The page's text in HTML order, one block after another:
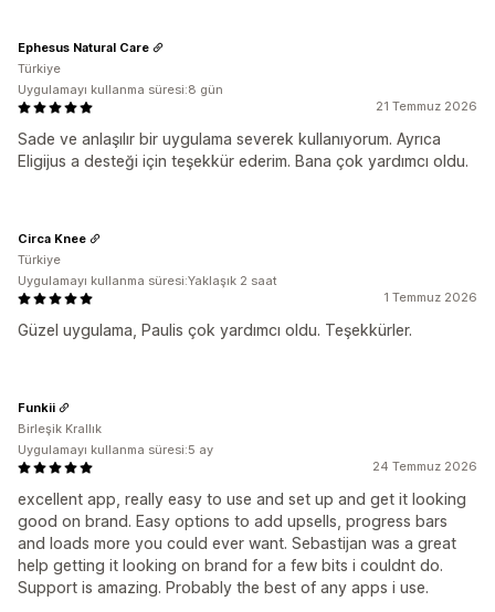
21 Temmuz 2026
Sade ve anlaşılır bir uygulama severek kullanıyorum. Ayrıca
Eligijus a desteği için teşekkür ederim. Bana çok yardımcı oldu.
Ephesus Natural Care
Türkiye
Uygulamayı kullanma süresi:8 gün
1 Temmuz 2026
Güzel uygulama, Paulis çok yardımcı oldu. Teşekkürler.
Circa Knee
Türkiye
Uygulamayı kullanma süresi:Yaklaşık 2 saat
24 Temmuz 2026
excellent app, really easy to use and set up and get it looking
good on brand. Easy options to add upsells, progress bars
and loads more you could ever want. Sebastijan was a great
help getting it looking on brand for a few bits i couldnt do.
Support is amazing. Probably the best of any apps i use.
Funkii
Birleşik Krallık
Uygulamayı kullanma süresi:5 ay